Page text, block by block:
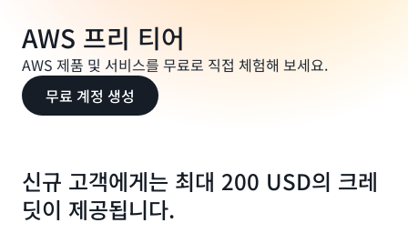
AWS 프리 티어
AWS 제품 및 서비스를 무료로 직접 체험해 보세요.
무료 계정 생성
신규 고객에게는 최대 200 USD의 크레
딧이 제공됩니다.